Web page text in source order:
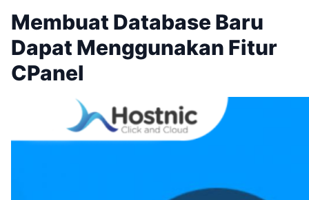
Membuat Database Baru
Dapat Menggunakan Fitur
CPanel